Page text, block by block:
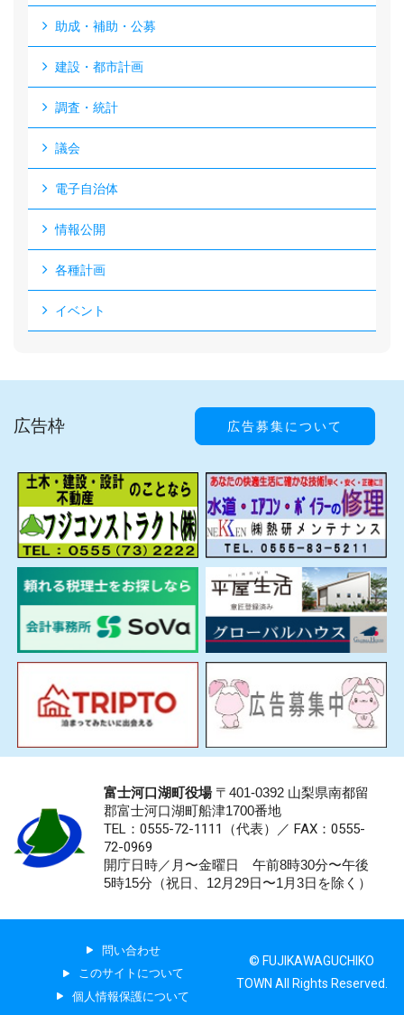
助成・補助・公募
建設・都市計画
調査・統計
議会
電子自治体
情報公開
各種計画
イベント
広告枠 広告募集について
富士河口湖町役場〒401-0392 山梨県南都留
郡富士河口湖町船津1700番地
TEL：0555-72-1111 （代表）／ FAX：0555-
72-0969
開庁日時／月〜金曜日 午前8時30分〜午後
5時15分（祝日、12月29日〜1月3日を除く）
問い合わせ
このサイトについて
個人情報保護について
© FUJIKAWAGUCHIKO
TOWN All Rights Reserved.